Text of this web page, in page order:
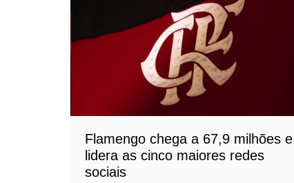
Flamengo chega a 67,9 milhões e
lidera as cinco maiores redes
sociais